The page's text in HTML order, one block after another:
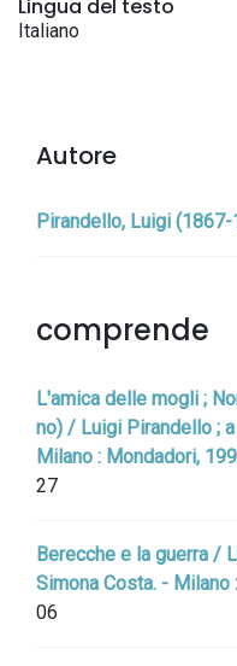
Lingua del testo
Italiano
Autore
Pirandello, Luigi
comprende
L'amica delle mogli ;
no) / Luigi Pirandello ;
Milano : Mondadori,
27
Berecche e la guerra /
Simona Costa. - Milano
06